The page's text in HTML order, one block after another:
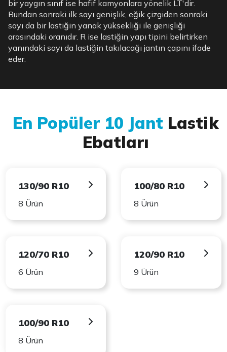
bir yaygın sınıf ise hafif kamyonlara yönelik LT'dir.
Bundan sonraki ilk sayı genişlik, eğik çizgiden sonraki
sayı da bir lastiğin yanak yüksekliği ile genişliği
arasındaki oranıdır. R ise lastiğin yapı tipini belirtirken
yanındaki sayı da lastiğin takılacağı jantın çapını ifade
eder.
En Popüler 10 Jant Lastik
Ebatları
130/90 R10
8 Ürün
100/80 R10
8 Ürün
120/70 R10
6 Ürün
120/90 R10
9 Ürün
100/90 R10
8 Ürün